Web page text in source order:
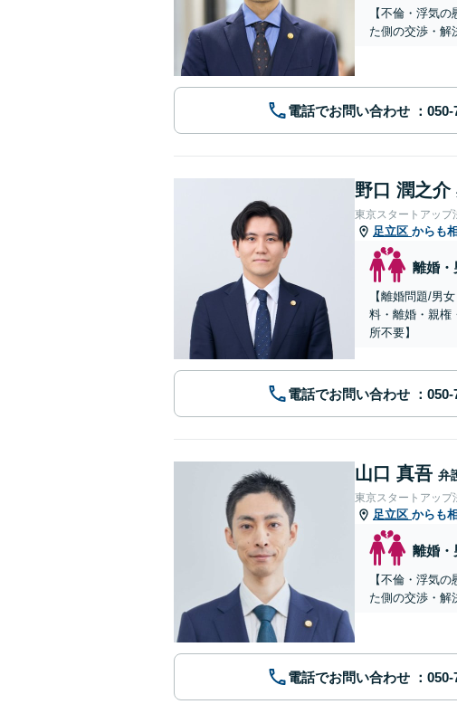
【不倫・浮気
た側の交渉・解
電話でお問い合わせ
野口 潤之介
東京スタートアップ
足立区 からも
離婚・
【離婚問題/男女ト
料・離婚・親権
所不要】
電話でお問い合わせ
山口 真吾 弁
東京スタートアップ
足立区 からも
離婚・
【不倫・浮気
た側の交渉・解
電話でお問い合わせ